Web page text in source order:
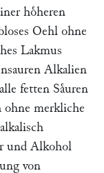
hoͤheren
Oehl ohne
Lakmus
Alkalien
fetten Saͤuren
ohne merkliche
und Alkohol
von